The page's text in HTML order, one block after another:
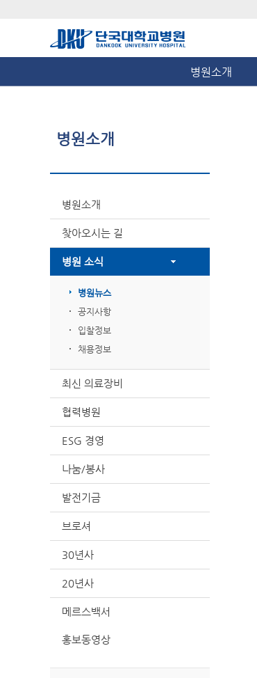
병원소개
병원소개
병원소개
찾아오시는 길
병원 소식
병원뉴스
공지사항
입찰정보
채용정보
최신 의료장비
협력병원
ESG 경영
나눔/봉사
발전기금
브로셔
30년사
20년사
메르스백서
홍보동영상